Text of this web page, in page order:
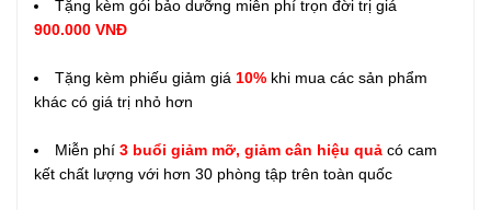
Tặng kèm gói bảo dưỡng miễn phí trọn đời trị giá
900.000 VNĐ
Tặng kèm phiếu giảm giá 10% khi mua các sản phẩm
khác có giá trị nhỏ hơn
Miễn phí 3 buổi giảm mỡ, giảm cân hiệu quả có cam
kết chất lượng với hơn 30 phòng tập trên toàn quốc